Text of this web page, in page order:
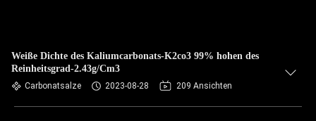
Weiße Dichte des Kaliumcarbonats-K2co3 99% hohen des
Reinheitsgrad-2.43g/Cm3
Carbonatsalze 2023-08-28 209 Ansichten